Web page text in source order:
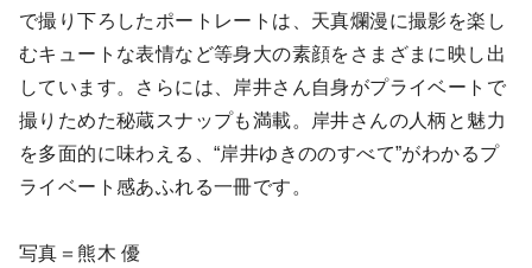
で撮り下ろしたポートレートは、天真爛漫に撮影を楽し
むキュートな表情など等身大の素顔をさまざまに映し出
しています。さらには、岸井さん自身がプライベートで
撮りためた秘蔵スナップも満載。岸井さんの人柄と魅⼒
を多⾯的に味わえる、“岸井ゆきののすべて”がわかるプ
ライベート感あふれる一冊です。
写真＝熊木 優